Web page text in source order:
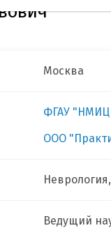
Москва
ФГАУ "НМИЦ
ООО
Ведущий